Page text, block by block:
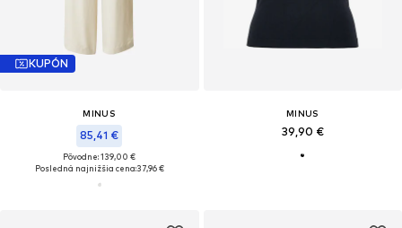
KUPÓN
MINUS
85,41 €
Pôvodne: 139,00 €
Posledná najnižšia cena:37,96 €
MINUS
39,90 €